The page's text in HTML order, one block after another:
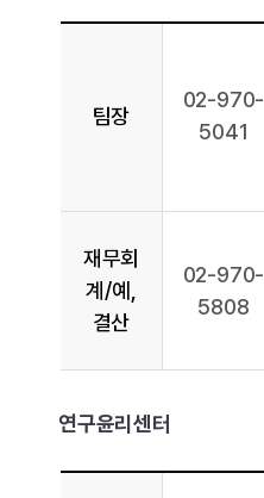
팀장
02-970-
5041
재무회
계/예,
결산
02-970-
5808
연구윤리센터